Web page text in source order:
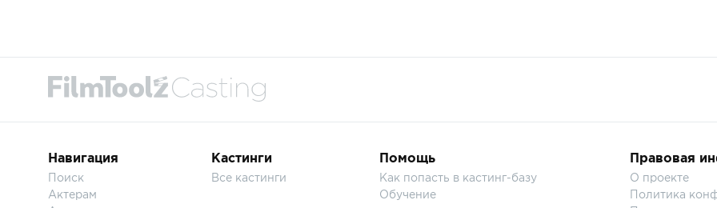
Навигация
Поиск
Актерам
Кастинги
Все кастинги
Помощь
Как попасть в кастинг-базу
Обучение
Правовая
О проекте
Политика